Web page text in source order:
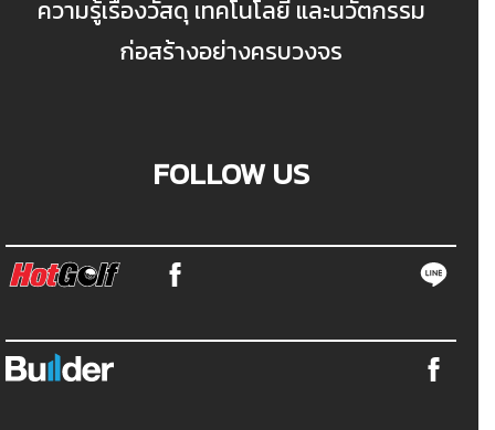
ความรู้เรื่องวัสดุ เทคโนโลยี และนวัตกรรม
ก่อสร้างอย่างครบวงจร
FOLLOW US